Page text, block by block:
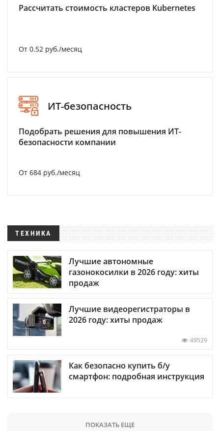
Рассчитать стоимость кластеров Kubernetes
От 0.52 руб./месяц
ИТ-безопасность
Подобрать решения для повышения ИТ-
безопасности компании
От 684 руб./месяц
ТЕХНИКА
Лучшие автономные
газонокосилки в 2026 году: хиты
продаж
Лучшие видеорегистраторы в
2026 году: хиты продаж
49529
Как безопасно купить б/у
смартфон: подробная инструкция
ПОКАЗАТЬ ЕЩЕ